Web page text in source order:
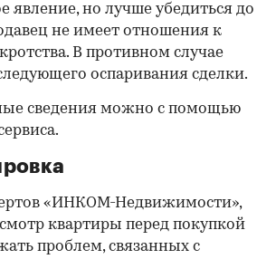
явление, но лучше убедиться до
не имеет отношения к
В противном случае
оспаривания сделки.
сведения можно с помощью
«ИНКОМ-Недвижимости»,
квартиры перед покупкой
проблем, связанных с